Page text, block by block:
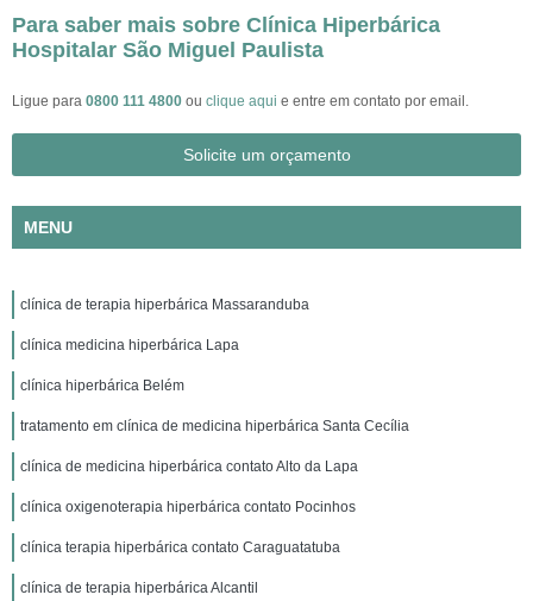
Para saber mais sobre Clínica Hiperbárica
Hospitalar São Miguel Paulista
Ligue para 0800 111 4800 ou clique aqui e entre em contato por email.
Solicite um orçamento
MENU
clínica de terapia hiperbárica Massaranduba
clínica medicina hiperbárica Lapa
clínica hiperbárica Belém
tratamento em clínica de medicina hiperbárica Santa Cecília
clínica de medicina hiperbárica contato Alto da Lapa
clínica oxigenoterapia hiperbárica contato Pocinhos
clínica terapia hiperbárica contato Caraguatatuba
clínica de terapia hiperbárica Alcantil